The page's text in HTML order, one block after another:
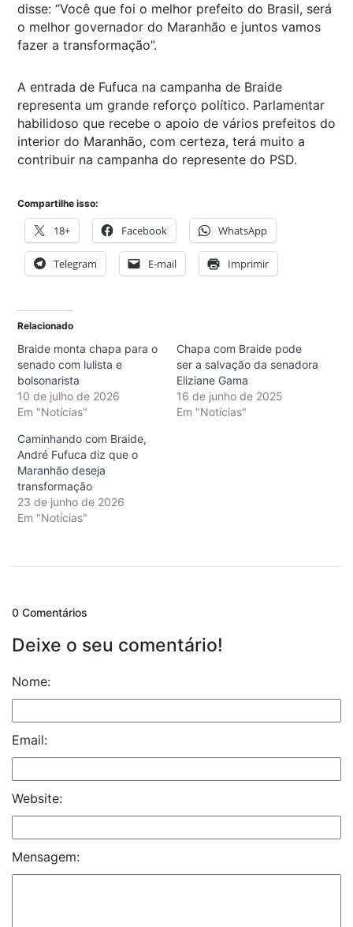
disse: “Você que foi o melhor prefeito do Brasil, será
o melhor governador do Maranhão e juntos vamos
fazer a transformação”.
A entrada de Fufuca na campanha de Braide
representa um grande reforço político. Parlamentar
habilidoso que recebe o apoio de vários prefeitos do
interior do Maranhão, com certeza, terá muito a
contribuir na campanha do represente do PSD.
Compartilhe isso:
18+ Facebook WhatsApp
Telegram E-mail Imprimir
Relacionado
Braide monta chapa para o
senado com lulista e
bolsonarista
10 de julho de 2026
Em "Notícias"
Chapa com Braide pode
ser a salvação da senadora
Eliziane Gama
16 de junho de 2025
Em "Notícias"
Caminhando com Braide,
André Fufuca diz que o
Maranhão deseja
transformação
23 de junho de 2026
Em "Notícias"
0 Comentários
Deixe o seu comentário!
Nome:
Email:
Website:
Mensagem: